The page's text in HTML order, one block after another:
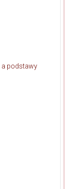
a podstawy